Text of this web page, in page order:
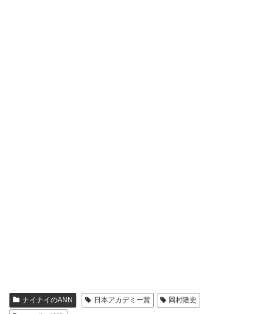
ナイナイのANN 日本アカデミー賞
岡村隆史